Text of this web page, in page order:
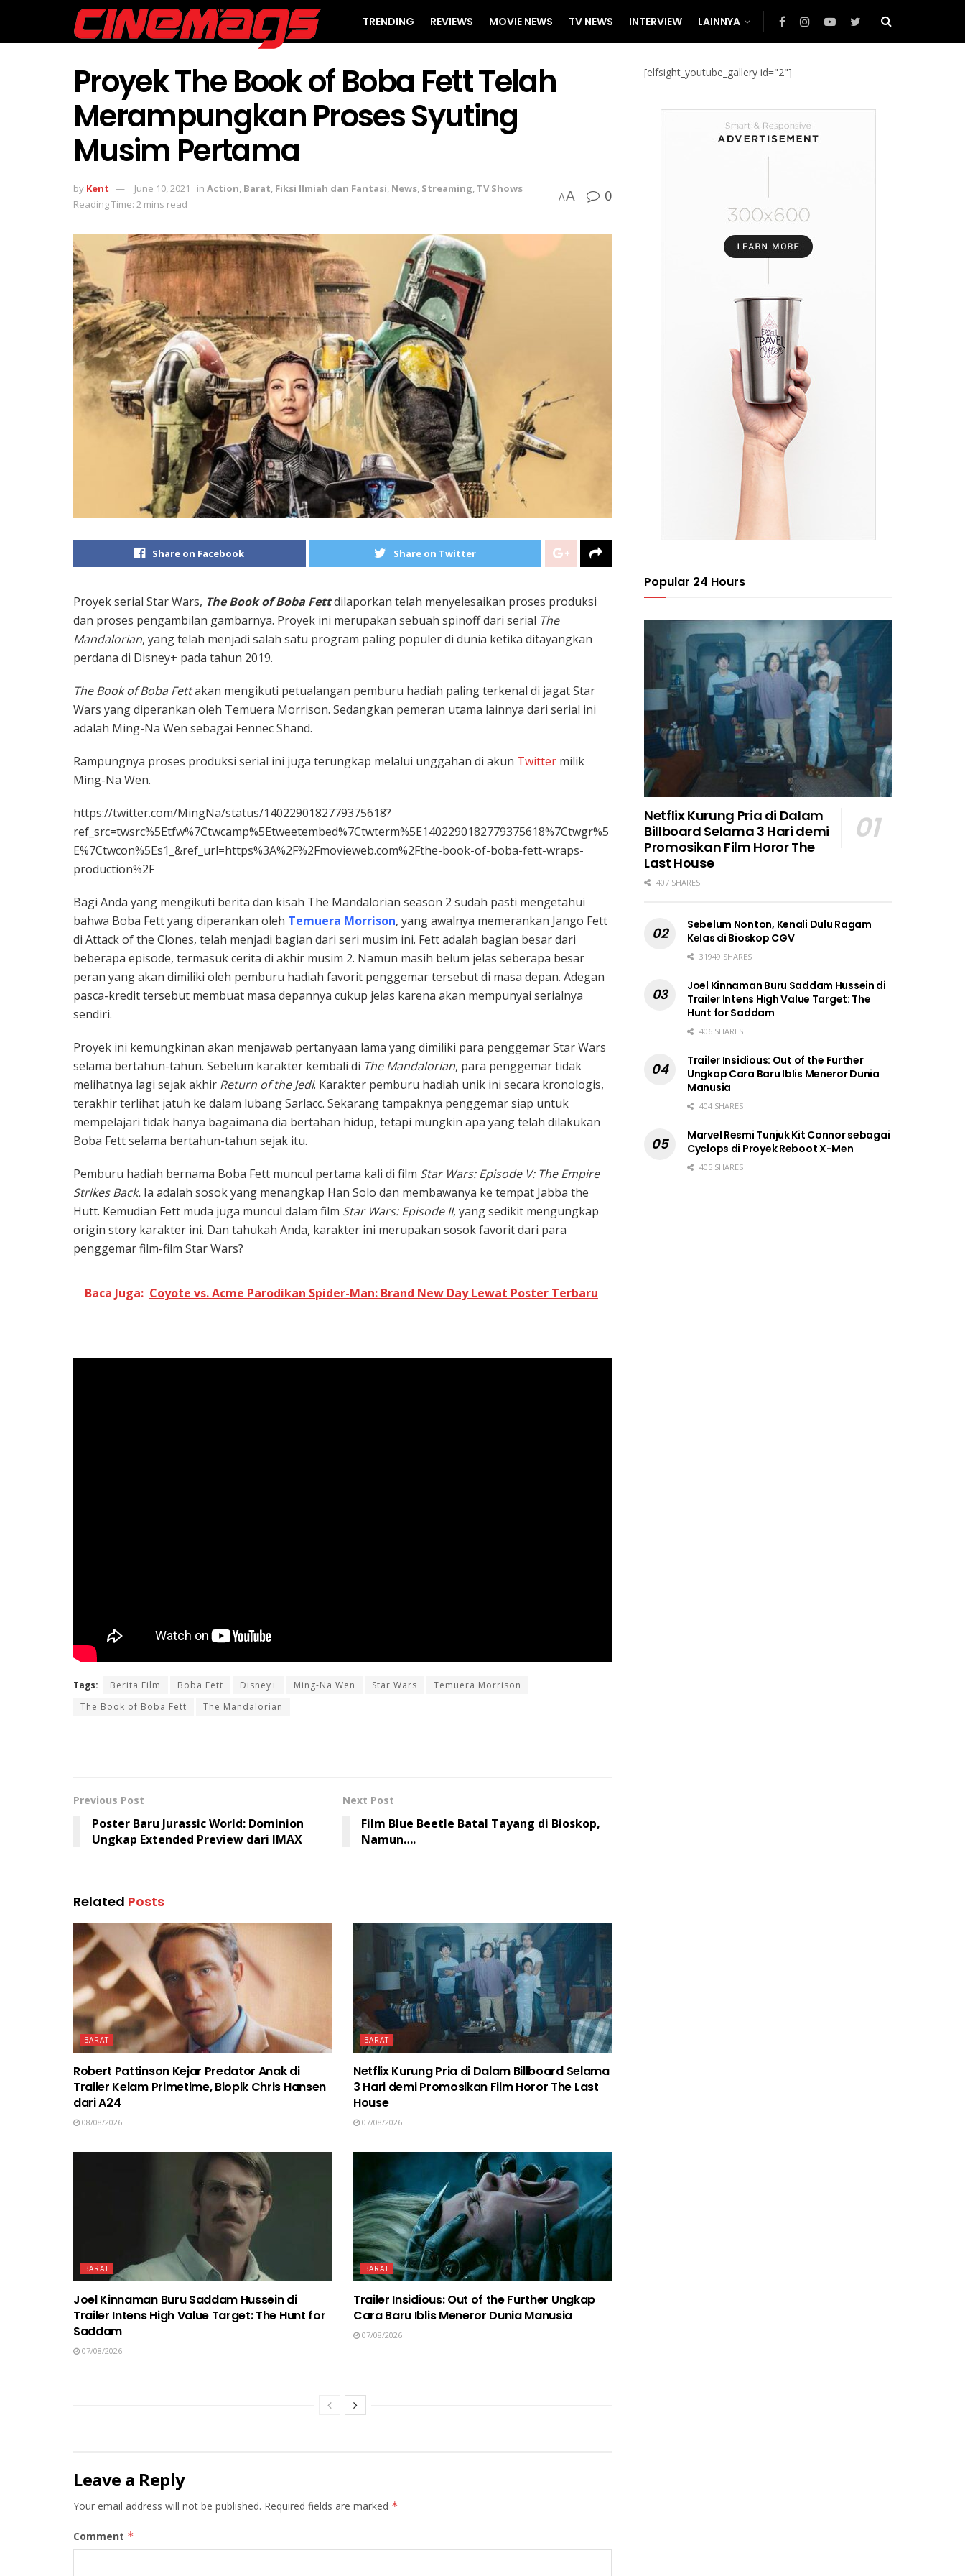
TRENDING REVIEWS MOVIE NEWS TV NEWS INTERVIEW LAINNYA
Proyek The Book of Boba Fett Telah
Merampungkan Proses Syuting
Musim Pertama
by Kent June 10, 2021 in Action, Barat, Fiksi Ilmiah dan Fantasi, News, Streaming, TV Shows
Reading Time: 2 mins read
AA 0
Share on Facebook Share on Twitter
Proyek serial Star Wars, The Book of Boba Fettdilaporkan telah menyelesaikan proses produksi
dan proses pengambilan gambarnya. Proyek ini merupakan sebuah spinoff dari serial The
Mandalorian, yang telah menjadi salah satu program paling populer di dunia ketika ditayangkan
perdana di Disney+ pada tahun 2019.
The Book of Boba Fettakan mengikuti petualangan pemburu hadiah paling terkenal di jagat Star
Wars yang diperankan oleh Temuera Morrison. Sedangkan pemeran utama lainnya dari serial ini
adalah Ming-Na Wen sebagai Fennec Shand.
Rampungnya proses produksi serial ini juga terungkap melalui unggahan di akun Twitter milik
Ming-Na Wen.
https://twitter.com/MingNa/status/1402290182779375618?
ref_src=twsrc%5Etfw%7Ctwcamp%5Etweetembed%7Ctwterm%5E1402290182779375618%7Ctwgr%5
E%7Ctwcon%5Es1_&ref_url=https%3A%2F%2Fmovieweb.com%2Fthe-book-of-boba-fett-wraps-
production%2F
Bagi Anda yang mengikuti berita dan kisah The Mandalorian season 2 sudah pasti mengetahui
bahwa Boba Fett yang diperankan oleh Temuera Morrison, yang awalnya memerankan Jango Fett
di Attack of the Clones, telah menjadi bagian dari seri musim ini. Fett adalah bagian besar dari
beberapa episode, termasuk cerita di akhir musim 2. Namun masih belum jelas seberapa besar
peran yang akan dimiliki oleh pemburu hadiah favorit penggemar tersebut di masa depan. Adegan
pasca-kredit tersebut membuat masa depannya cukup jelas karena akan mempunyai serialnya
sendiri.
Proyek ini kemungkinan akan menjawab pertanyaan lama yang dimiliki para penggemar Star Wars
selama bertahun-tahun. Sebelum karakter kembali di The Mandalorian, para penggemar tidak
melihatnya lagi sejak akhir Return of the Jedi. Karakter pemburu hadiah unik ini secara kronologis,
terakhir terlihat jatuh ke dalam lubang Sarlacc. Sekarang tampaknya penggemar siap untuk
mempelajari tidak hanya bagaimana dia bertahan hidup, tetapi mungkin apa yang telah dilakukan
Boba Fett selama bertahun-tahun sejak itu.
Pemburu hadiah bernama Boba Fett muncul pertama kali di film Star Wars: Episode V: The Empire
Strikes Back. Ia adalah sosok yang menangkap Han Solo dan membawanya ke tempat Jabba the
Hutt. Kemudian Fett muda juga muncul dalam film Star Wars: Episode II, yang sedikit mengungkap
origin story karakter ini. Dan tahukah Anda, karakter ini merupakan sosok favorit dari para
penggemar film-film Star Wars?
Baca Juga: Coyote vs. Acme Parodikan Spider-Man: Brand New Day Lewat Poster Terbaru
Tags: Berita Film Boba Fett Disney+ Ming-Na Wen Star Wars
Temuera Morrison
The Book of Boba Fett
The Mandalorian
Previous Post
Poster Baru Jurassic World: Dominion
Ungkap Extended Preview dari IMAX
Next Post
Film Blue Beetle Batal Tayang di Bioskop,
Namun….
Related Posts
BARAT
Robert Pattinson Kejar Predator Anak di
Trailer Kelam Primetime, Biopik Chris Hansen
dari A24
08/08/2026
BARAT
Netflix Kurung Pria di Dalam Billboard Selama
3 Hari demi Promosikan Film Horor The Last
House
07/08/2026
BARAT
Joel Kinnaman Buru Saddam Hussein di
Trailer Intens High Value Target: The Hunt for
Saddam
07/08/2026
BARAT
Trailer Insidious: Out of the Further Ungkap
Cara Baru Iblis Meneror Dunia Manusia
07/08/2026
Leave a Reply
Your email address will not be published. Required fields are marked *
Comment *
[elfsight_youtube_gallery id="2"]
Popular 24 Hours
Netflix Kurung Pria di Dalam
Billboard Selama 3 Hari demi
Promosikan Film Horor The
Last House
407 SHARES
Sebelum Nonton, Kenali Dulu Ragam
Kelas di Bioskop CGV
31949 SHARES
Joel Kinnaman Buru Saddam Hussein di
Trailer Intens High Value Target: The
Hunt for Saddam
406 SHARES
Trailer Insidious: Out of the Further
Ungkap Cara Baru Iblis Meneror Dunia
Manusia
404 SHARES
Marvel Resmi Tunjuk Kit Connor sebagai
Cyclops di Proyek Reboot X-Men
405 SHARES